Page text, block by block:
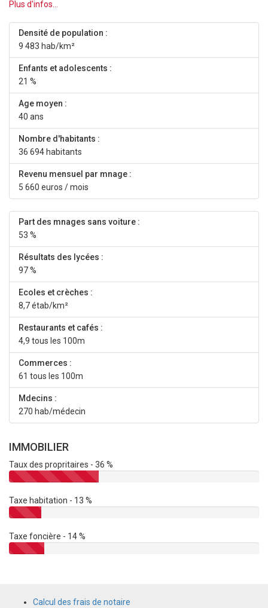
Plus d'infos...
Densité de population :
9 483 hab/km²
Enfants et adolescents :
21 %
Age moyen :
40 ans
Nombre d'habitants :
36 694 habitants
Revenu mensuel par mnage :
5 660 euros / mois
Part des mnages sans voiture :
53 %
Résultats des lycées :
97 %
Ecoles et crèches :
8,7 étab/km²
Restaurants et cafés :
4,9 tous les 100m
Commerces :
61 tous les 100m
Mdecins :
270 hab/médecin
IMMOBILIER
Taux des propritaires - 36 %
Taxe habitation - 13 %
Taxe foncière - 14 %
Calcul des frais de notaire